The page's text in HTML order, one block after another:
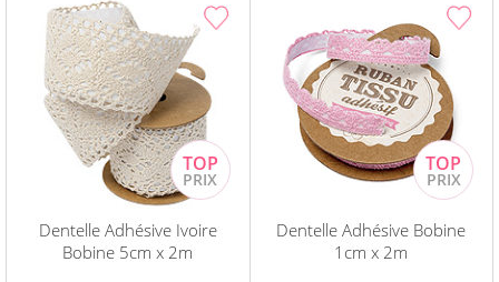
Dentelle Adhésive Ivoire
Bobine 5cm x 2m
Dentelle Adhésive Bobine
1cm x 2m